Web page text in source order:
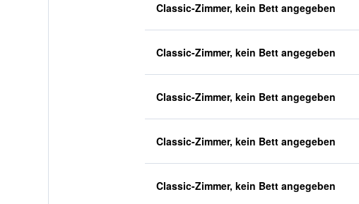
Classic-Zimmer, kein Bett angegeben
Classic-Zimmer, kein Bett angegeben
Classic-Zimmer, kein Bett angegeben
Classic-Zimmer, kein Bett angegeben
Classic-Zimmer, kein Bett angegeben